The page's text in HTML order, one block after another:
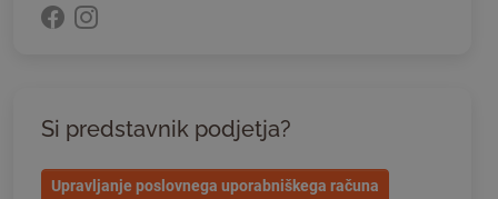
Si predstavnik podjetja?
Upravljanje poslovnega uporabniškega računa